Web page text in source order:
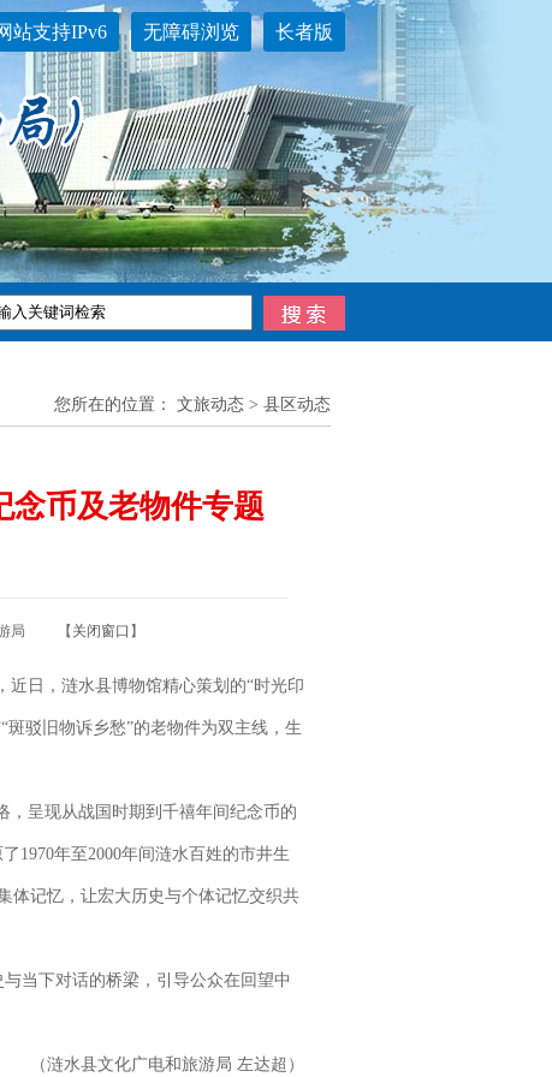
长者版
无障碍浏览
站支持IPv6
您所在的位置： 文旅动态 > 县区动态
币及老物件专题
游局 【 关闭窗口 】
近日，涟水县博物馆精心策划的“时光印
驳旧物诉乡愁”的老物件为双主线，生
，呈现从战国时期到千禧年间纪念币的
1970年至2000年间涟水百姓的市井生
体记忆，让宏大历史与个体记忆交织共
当下对话的桥梁，引导公众在回望中
（涟水县文化广电和旅游局 左达超）